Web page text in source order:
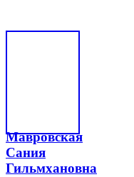
Мавровская
Сания
Гильмхановна